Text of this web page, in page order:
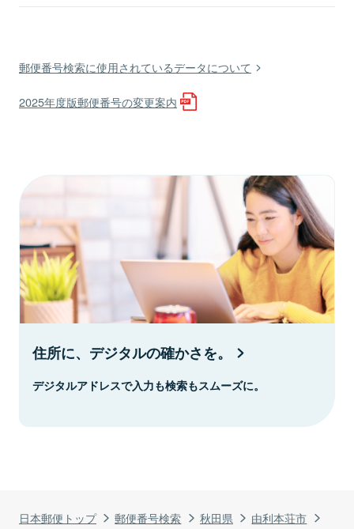
日本郵便トップ 郵便番号検索 秋田県
由利本荘市
郵便番号検索に使用されているデータについて
2025年度版郵便番号の変更案内
住所に、デジタルの確かさを。
デジタルアドレスで入力も検索もスムーズに。